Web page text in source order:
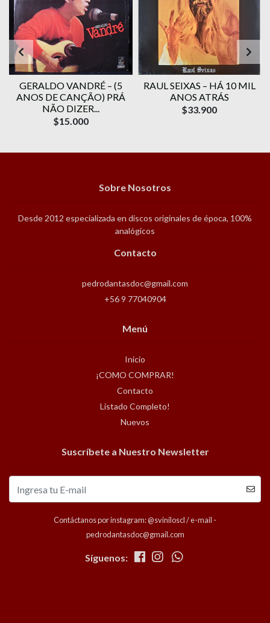
GERALDO VANDRÉ ‎– (5
ANOS DE CANÇÃO) PRÁ
NÃO DIZER...
$15.000
RAUL SEIXAS – HÁ 10 MIL
ANOS ATRÁS
$33.900
Sobre Nosotros
Desde 2012 especializada en discos originales de época, 100%
analógicos
Contacto
pedrodantasdoc@gmail.com
+56 9 77040904
Menú
Inicio
¡COMO COMPRAR!
Contacto
Listado Completo!
Nuevos
Suscríbete a Nuestro Newsletter
Contáctanos por instagram: @sviniloscl / e-mail -
pedrodantasdoc@gmail.com
Síguenos: